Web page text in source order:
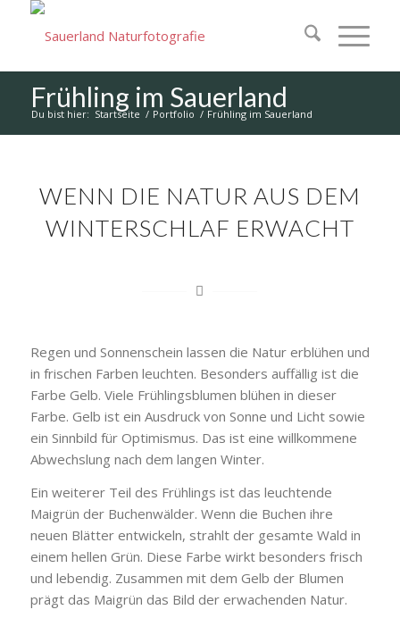
Frühling im Sauerland
Du bist hier: Startseite / Portfolio / Frühling im Sauerland
WENN DIE NATUR AUS DEM
WINTERSCHLAF ERWACHT
Regen und Sonnenschein lassen die Natur erblühen und
in frischen Farben leuchten. Besonders auffällig ist die
Farbe Gelb. Viele Frühlingsblumen blühen in dieser
Farbe. Gelb ist ein Ausdruck von Sonne und Licht sowie
ein Sinnbild für Optimismus. Das ist eine willkommene
Abwechslung nach dem langen Winter.
Ein weiterer Teil des Frühlings ist das leuchtende
Maigrün der Buchenwälder. Wenn die Buchen ihre
neuen Blätter entwickeln, strahlt der gesamte Wald in
einem hellen Grün. Diese Farbe wirkt besonders frisch
und lebendig. Zusammen mit dem Gelb der Blumen
prägt das Maigrün das Bild der erwachenden Natur.